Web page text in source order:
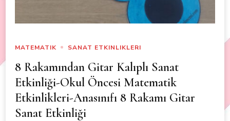
MATEMATIK SANAT ETKINLIKLERI
8 Rakamından Gitar Kalıplı Sanat
Etkinliği-Okul Öncesi Matematik
Etkinlikleri-Anasınıfı 8 Rakamı Gitar
Sanat Etkinliği